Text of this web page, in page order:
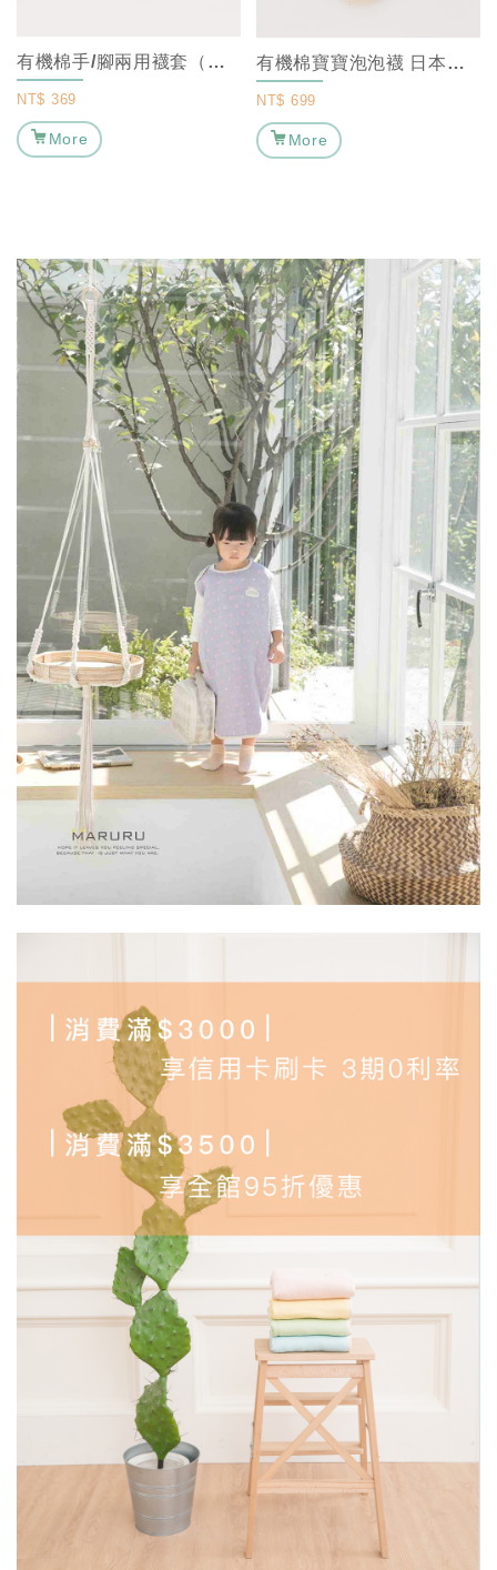
有機棉手/腳兩用襪套（一雙）日本製｜MARURU
NT$ 369
More
有機棉寶寶泡泡襪 日本製｜MARURU
NT$ 699
More